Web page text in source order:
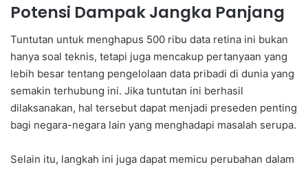
Potensi Dampak Jangka Panjang
Tuntutan untuk menghapus 500 ribu data retina ini bukan
hanya soal teknis, tetapi juga mencakup pertanyaan yang
lebih besar tentang pengelolaan data pribadi di dunia yang
semakin terhubung ini. Jika tuntutan ini berhasil
dilaksanakan, hal tersebut dapat menjadi preseden penting
bagi negara-negara lain yang menghadapi masalah serupa.
Selain itu, langkah ini juga dapat memicu perubahan dalam